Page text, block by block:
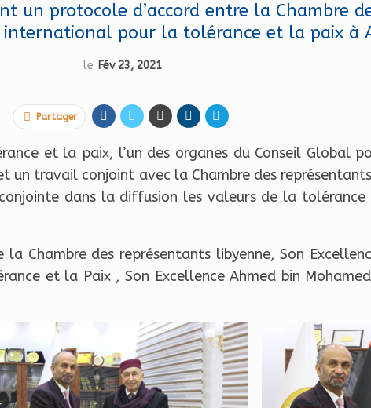
un protocole d’accord entre la Chambre
pour la tolérance et la paix à
le Fév 23, 2021
Partager
et la paix, l’un des organes du Conseil Global
un travail conjoint avec la Chambre des
dans la diffusion les valeurs de la
la Chambre des représentants libyenne, Son
et la Paix , Son Excellence Ahmed bin